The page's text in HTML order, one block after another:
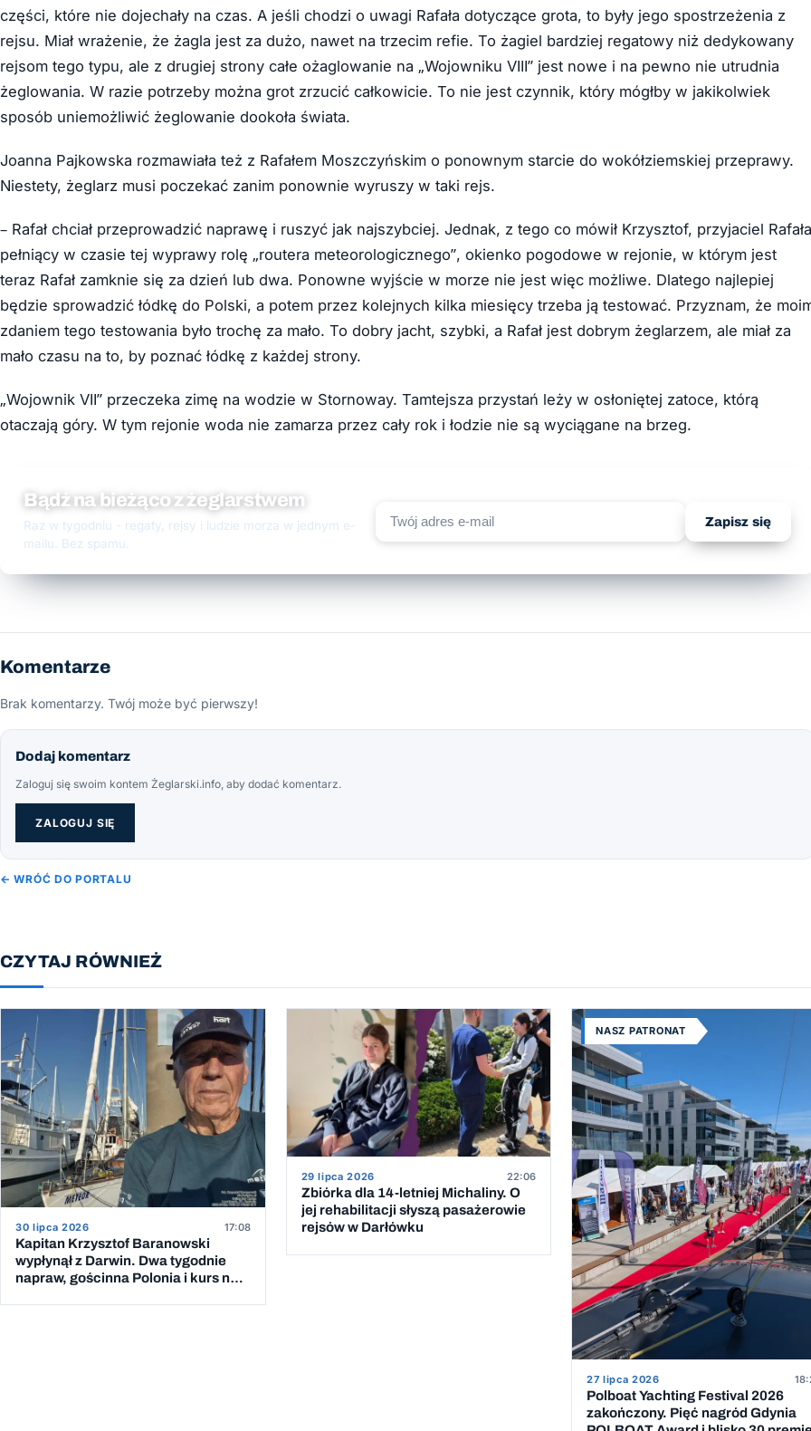
części, które nie dojechały na czas. A jeśli chodzi o uwagi Rafała dotyczące grota, to były jego spostrzeżenia z
rejsu. Miał wrażenie, że żagla jest za dużo, nawet na trzecim refie. To żagiel bardziej regatowy niż dedykowany
rejsom tego typu, ale z drugiej strony całe ożaglowanie na „Wojowniku VIII” jest nowe i na pewno nie utrudnia
żeglowania. W razie potrzeby można grot zrzucić całkowicie. To nie jest czynnik, który mógłby w jakikolwiek
sposób uniemożliwić żeglowanie dookoła świata.
Joanna Pajkowska rozmawiała też z Rafałem Moszczyńskim o ponownym starcie do wokółziemskiej przeprawy.
Niestety, żeglarz musi poczekać zanim ponownie wyruszy w taki rejs.
– Rafał chciał przeprowadzić naprawę i ruszyć jak najszybciej. Jednak, z tego co mówił Krzysztof, przyjaciel Rafała
pełniący w czasie tej wyprawy rolę „routera meteorologicznego”, okienko pogodowe w rejonie, w którym jest
teraz Rafał zamknie się za dzień lub dwa. Ponowne wyjście w morze nie jest więc możliwe. Dlatego najlepiej
będzie sprowadzić łódkę do Polski, a potem przez kolejnych kilka miesięcy trzeba ją testować. Przyznam, że
zdaniem tego testowania było trochę za mało. To dobry jacht, szybki, a Rafał jest dobrym żeglarzem, ale miał za
mało czasu na to, by poznać łódkę z każdej strony.
„Wojownik VII” przeczeka zimę na wodzie w Stornoway. Tamtejsza przystań leży w osłoniętej zatoce, którą
otaczają góry. W tym rejonie woda nie zamarza przez cały rok i łodzie nie są wyciągane na brzeg.
Bądź na bieżąco z żeglarstwem
Raz w tygodniu - regaty, rejsy i ludzie morza w jednym e-
mailu. Bez spamu.
Zapisz się
Komentarze
Brak komentarzy. Twój może być pierwszy!
Dodaj komentarz
Zaloguj się swoim kontem Żeglarski.info, aby dodać komentarz.
ZALOGUJ SIĘ
← WRÓĆ DO PORTALU
CZYTAJ RÓWNIEŻ
30 lipca 2026 17:08
Kapitan Krzysztof Baranowski
wypłynął z Darwin. Dwa tygodnie
napraw, gościnna Polonia i kurs na
29 lipca 2026 22:06
Zbiórka dla 14-letniej Michaliny. O
jej rehabilitacji słyszą pasażerowie
rejsów w Darłówku
NASZ PATRONAT
27 lipca 2026
Polboat Yachting Festival 2026
zakończony. Pięć nagród Gdynia